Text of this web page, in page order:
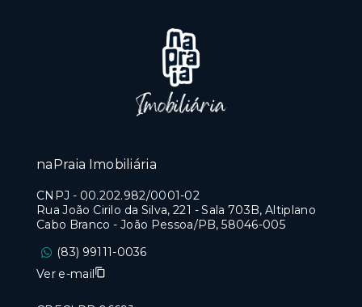
naPraia Imobiliária
CNPJ - 00.202.982/0001-02
Rua João Cirilo da Silva, 221 - Sala 703B, Altiplano
Cabo Branco - João Pessoa/PB, 58046-005
(83) 99111-0036
Ver e-mail